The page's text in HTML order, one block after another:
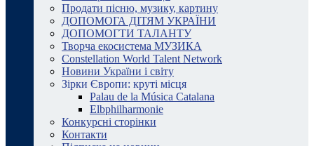
Продати пісню, музику, картину
ДОПОМОГА ДІТЯМ УКРАЇНИ
ДОПОМОГТИ ТАЛАНТУ
Творча екосистема МУЗИКА
Constellation World Talent Network
Новини України і світу
Зірки Європи: круті місця
Palau de la Música Catalana
Elbphilharmonie
Конкурсні сторінки
Контакти